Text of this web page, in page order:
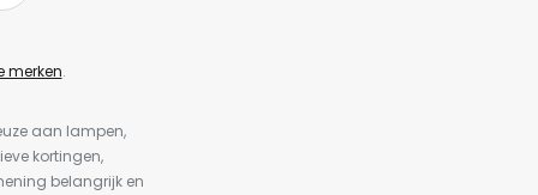
merken.
aan lampen,
kortingen,
belangrijk en